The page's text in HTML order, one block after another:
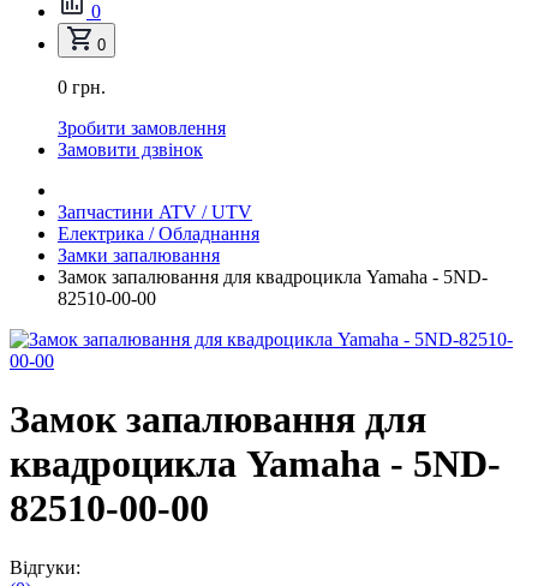
0
0
0 грн.
Зробити замовлення
Замовити дзвінок
Запчастини ATV / UTV
Електрика / Обладнання
Замки запалювання
Замок запалювання для квадроцикла Yamaha - 5ND-
82510-00-00
Замок запалювання для
квадроцикла Yamaha - 5ND-
82510-00-00
Відгуки: